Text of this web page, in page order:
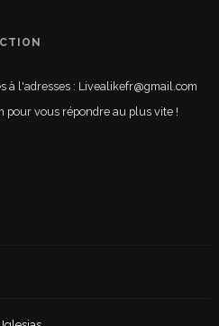
à l'adresses : Livealikefr@gmail.com
pour vous répondre au plus vite !